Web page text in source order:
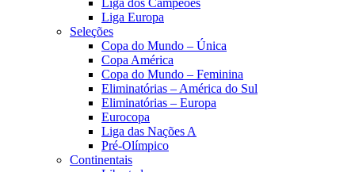
Liga Europa
Seleções
Copa do Mundo – Única
Copa América
Copa do Mundo – Feminina
Eliminatórias – América do Sul
Eliminatórias – Europa
Eurocopa
Liga das Nações A
Pré-Olímpico
Continentais